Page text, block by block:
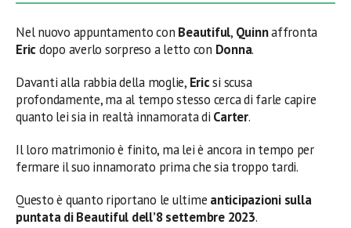
Nel nuovo appuntamento con Beautiful, Quinnaffronta
Eric dopo averlo sorpreso a letto con Donna.
Davanti alla rabbia della moglie, Ericsi scusa
profondamente, ma al tempo stesso cerca di farle capire
quanto lei sia in realtà innamorata di Carter.
Il loro matrimonio è finito, ma lei è ancora in tempo per
fermare il suo innamorato prima che sia troppo tardi.
Questo è quanto riportano le ultime anticipazioni sulla
puntata di Beautiful dell’8 settembre 2023.